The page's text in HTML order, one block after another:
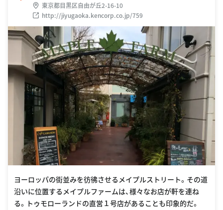
東京都目黒区自由が丘2-16-10
http://jiyugaoka.kencorp.co.jp/759
ヨーロッパの街並みを彷彿させるメイプルストリート。その道
沿いに位置するメイプルファームは、様々なお店が軒を連ね
る。トゥモローランドの直営１号店があることも印象的だ。